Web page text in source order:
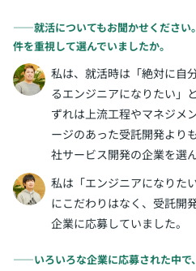
――就活についてもお聞かせください
件を重視して選んでいましたか。
私は、就活時は「絶対に自
るエンジニアになりたい」
ずれは上流工程やマネジメ
ージのあった受託開発より
社サービス開発の企業を選
私は「エンジニアになりた
にこだわりはなく、受託開
企業に応募していました。
――いろいろな企業に応募された中で